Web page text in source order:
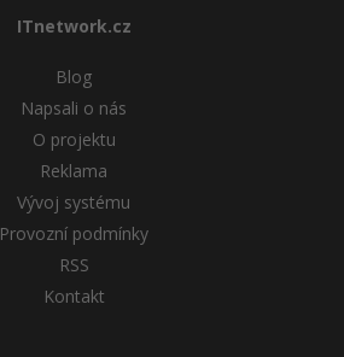
ITnetwork.cz
Blog
Napsali o nás
O projektu
Reklama
Vývoj systému
Provozní podmínky
RSS
Kontakt